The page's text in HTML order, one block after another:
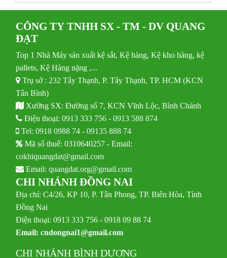
CÔNG TY TNHH SX - TM - DV QUANG
ĐẠT
Top 1 Nhà Máy sản xuất kệ sắt, Kệ hàng, Kệ kho hàng, kệ
pallets, Kệ Hàng nặng ,...
Trụ sở : 232 Tây Thạnh, P. Tây Thạnh, TP. HCM (KCN
Tân Bình)
Xưởng SX: Đường số 7, KCN Vĩnh Lộc, Bình Chánh
Điện thoại:0913 333 756 -0913 588 874
Tel:0918 0988 74 -09135 888 74
Mã số thuế: 0310640257 - Email:
cokhiquangdat@gmail.com
Email:quangdat.org@gmail.com
CHI NHÁNH ĐỒNG NAI
Địa chỉ: C4/26, KP 10, P. Tân Phong, TP. Biên Hòa, Tỉnh
Đồng Nai
Điện thoại: 0913 333 756 - 0918 09 88 74
Email:cndongnai1@gmail.com
CHI NHÁNH BÌNH DƯƠNG